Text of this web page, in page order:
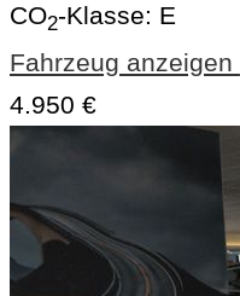
CO2-Klasse: E
Fahrzeug anzeigen
4.950 €